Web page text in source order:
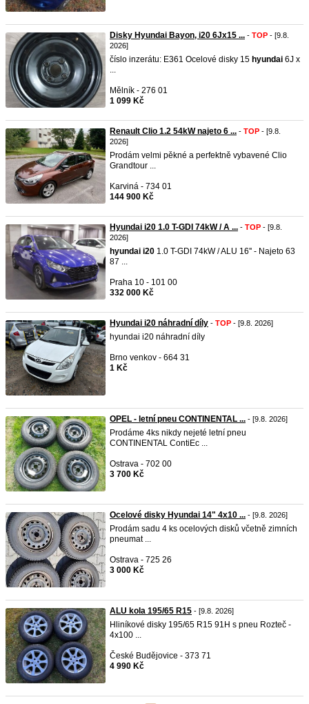
Disky Hyundai Bayon, i20 6Jx15 ... - TOP - [9.8.
2026]
číslo inzerátu: E361 Ocelové disky 15 hyundai 6J x
...
Mělník - 276 01
1 099 Kč
Renault Clio 1.2 54kW najeto 6 ... - TOP - [9.8.
2026]
Prodám velmi pěkné a perfektně vybavené Clio
Grandtour ...
Karviná - 734 01
144 900 Kč
Hyundai i20 1.0 T-GDI 74kW / A ... - TOP - [9.8.
2026]
hyundai i20 1.0 T-GDI 74kW / ALU 16'' - Najeto 63
87 ...
Praha 10 - 101 00
332 000 Kč
Hyundai i20 náhradní díly - TOP - [9.8. 2026]
hyundai i20 náhradní díly
Brno venkov - 664 31
1 Kč
OPEL - letní pneu CONTINENTAL ... - [9.8. 2026]
Prodáme 4ks nikdy nejeté letní pneu
CONTINENTAL ContiEc ...
Ostrava - 702 00
3 700 Kč
Ocelové disky Hyundai 14" 4x10 ... - [9.8. 2026]
Prodám sadu 4 ks ocelových disků včetně zimních
pneumat ...
Ostrava - 725 26
3 000 Kč
ALU kola 195/65 R15 - [9.8. 2026]
Hliníkové disky 195/65 R15 91H s pneu Rozteč -
4x100 ...
České Budějovice - 373 71
4 990 Kč